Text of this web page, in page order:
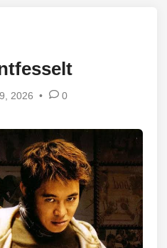
2026 • 0